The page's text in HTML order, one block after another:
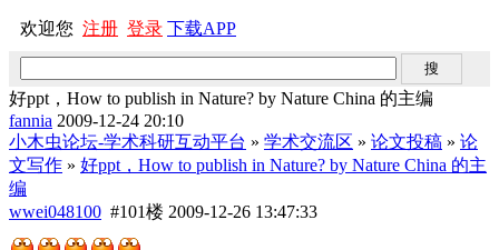
欢迎您 注册 登录 下载APP
好ppt，How to publish in Nature? by Nature China 的主编
fannia 2009-12-24 20:10
小木虫论坛-学术科研互动平台 » 学术交流区 » 论文投稿 » 论
文写作 » 好ppt，How to publish in Nature? by Nature China 的主
编
wwei048100 #101楼 2009-12-26 13:47:33